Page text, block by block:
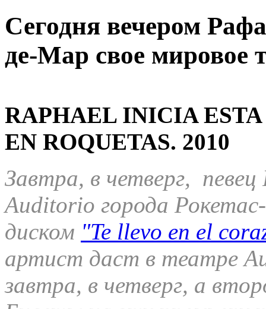
Сегодня вечером
де-Мар свое мировое
RAPHAEL INICIA
EN ROQUETAS. 2010
Завтра, в четверг,
Auditorio города
диском "Te llevo en el
артист даст в театре
завтра, в четверг, а